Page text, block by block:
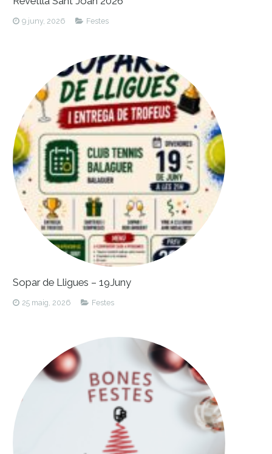
9 juny, 2026 Festes
Sopar de Lligues – 19Juny
25 maig, 2026 Festes